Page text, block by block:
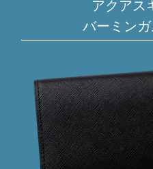
アクアス
バーミン